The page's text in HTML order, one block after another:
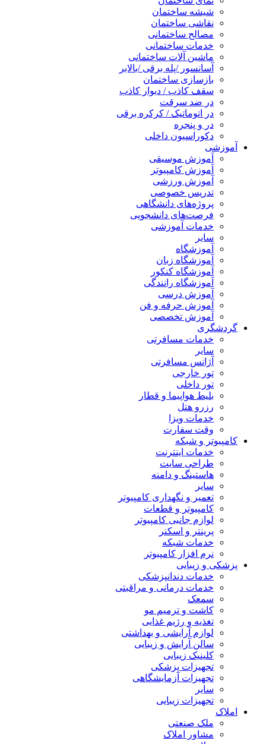
شیشه ساختمان
نقاشی ساختمان
مصالح ساختمانی
خدمات ساختمانی
ماشین آلات ساختمانی
آسانسور /پله برقی /بالابر
بازسازی ساختمان
سقف کاذب / دیوار کاذب
در ضد سرقت
در اتوماتیک / کرکره برقی
در و پنجره
دکوراسیون داخلی
آموزشی
آموزش موسیقی
آموزش کامپیوتر
آموزش ورزشی
تدریس خصوصی
پروژه‌های دانشگاهی
فرصت‌های دانشجویی
خدمات آموزشی
سایر
آموزشگاه
آموزشگاه زبان
آموزشگاه کنکور
آموزشگاه رانندگی
آموزش درسی
آموزش حرفه و فن
آموزش تخصصی
گردشگری
خدمات مسافرتی
سایر
آژانس مسافرتی
تور خارجی
تور داخلی
بلیط هواپیما و قطار
رزرو هتل
خدمات ویزا
وقت سفارت
کامپیوتر و شبکه
خدمات اینترنت
طراحی سایت
هاستینگ و دامنه
سایر
تعمیر و نگهداری کامپیوتر
کامپیوتر و قطعات
لوازم جانبی کامپیوتر
پرینتر و اسکنر
خدمات شبکه
نرم افزار کامپیوتر
پزشکی و زیبایی
خدمات دندانپزشکی
خدمات درمانی و مراقبتی
سمعک
کاشت و ترمیم مو
تغذیه و رژیم غذایی
لوازم آرایشی و بهداشتی
سالن آرایش و زیبایی
کلینیک زیبایی
تجهیزات پزشکی
تجهیزات آزمایشگاهی
سایر
تجهیزات زیبایی
املاک
ملک صنعتی
مشاور املاک